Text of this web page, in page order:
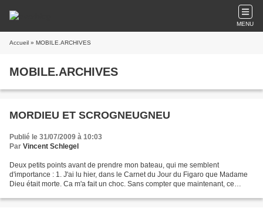
MENU
Accueil » MOBILE.ARCHIVES
MOBILE.ARCHIVES
MORDIEU ET SCROGNEUGNEU
Publié le 31/07/2009 à 10:03
Par Vincent Schlegel
Deux petits points avant de prendre mon bateau, qui me semblent
d'importance : 1. J'ai lu hier, dans le Carnet du Jour du Figaro que Madame
Dieu était morte. Ca m'a fait un choc. Sans compter que maintenant, ce